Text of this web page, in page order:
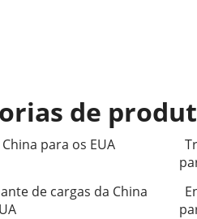
de
para os EUA
de cargas da China